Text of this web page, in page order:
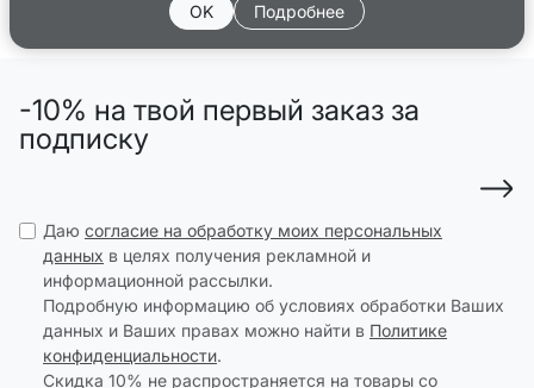
OK
Подробнее
-10% на твой первый заказ за
подписку
Даю согласие на обработку моих персональных
данных в целях получения рекламной и
информационной рассылки.
Подробную информацию об условиях обработки Ваших
данных и Ваших правах можно найти в Политике
конфиденциальности.
Скидка 10% не распространяется на товары со